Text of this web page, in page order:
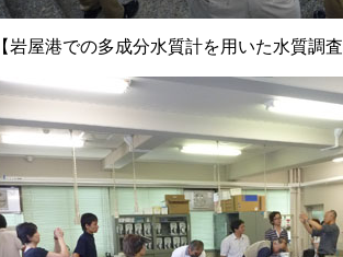
【岩屋港での多成分水質計を用いた水質調